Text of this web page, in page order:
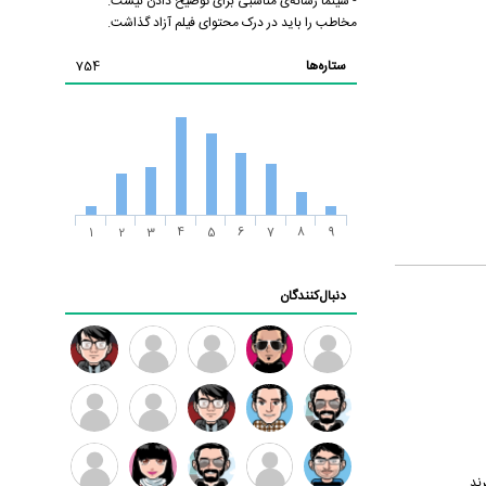
مخاطب را باید در درک محتوای فیلم آزاد گذاشت.
ستاره‌ها
754
1 2 3 4 5 6 7 8 9
دنبال‌کنندگان
ممدرضا
رضا
کاظمی
زهرا ~ ابتین
سید
محمد
موسوی
مهدی
مهدی
داود
طرفدار
کیوان